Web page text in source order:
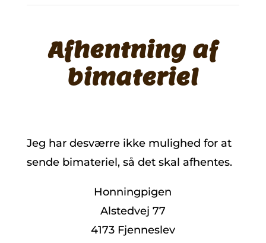
Afhentning af
bimateriel
Jeg har desværre ikke mulighed for at
sende bimateriel, så det skal afhentes.
Honningpigen
Alstedvej 77
4173 Fjenneslev